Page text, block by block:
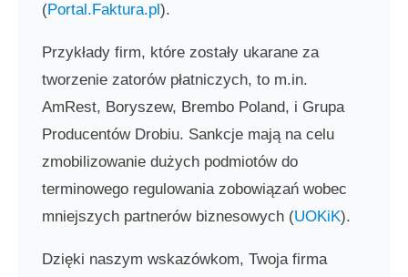
(Portal.Faktura.pl )​.
Przykłady firm, które zostały ukarane za
tworzenie zatorów płatniczych, to m.in.
AmRest, Boryszew, Brembo Poland, i Grupa
Producentów Drobiu. Sankcje mają na celu
zmobilizowanie dużych podmiotów do
terminowego regulowania zobowiązań wobec
mniejszych partnerów biznesowych​ (UOKiK)​.
Dzięki naszym wskazówkom, Twoja firma